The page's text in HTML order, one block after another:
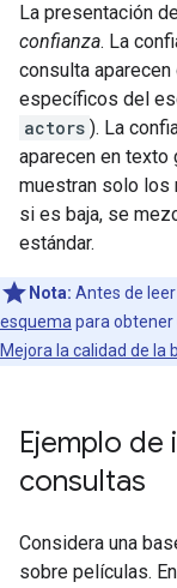
La presentación
confianza. La
consulta
específicos del
actors ). La
aparecen en texto
muestran solo los
si es baja, se
estándar.
Nota: Antes de
esquema para obtener
Mejora la calidad de la
Ejemplo
consultas
Considera una
sobre películas.